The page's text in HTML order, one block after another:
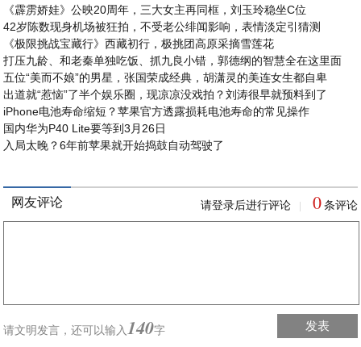
《霹雳娇娃》公映20周年，三大女主再同框，刘玉玲稳坐C位
42岁陈数现身机场被狂拍，不受老公绯闻影响，表情淡定引猜测
《极限挑战宝藏行》西藏初行，极挑团高原采摘雪莲花
打压九龄、和老秦单独吃饭、抓九良小错，郭德纲的智慧全在这里面
五位“美而不娘”的男星，张国荣成经典，胡潇灵的美连女生都自卑
出道就“惹恼”了半个娱乐圈，现凉凉没戏拍？刘涛很早就预料到了
iPhone电池寿命缩短？苹果官方透露损耗电池寿命的常见操作
国内华为P40 Lite要等到3月26日
入局太晚？6年前苹果就开始捣鼓自动驾驶了
网友评论 请登录后进行评论 | 0 条评论
请文明发言，还可以输入 140字 发表